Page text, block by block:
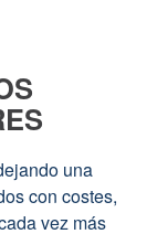
una
con costes,
vez más